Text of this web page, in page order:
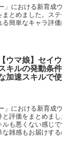
」における新育成
とめました。ス
簡単なキャラ評
【ウマ娘】セイ
キルの発動条
加速スキルで
」における新育成
評価をまとめま
も悪くない感じ
雑感もお届けす